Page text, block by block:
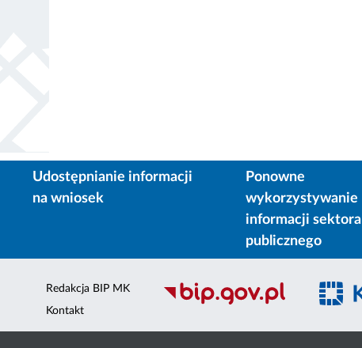
Udostępnianie informacji
na wniosek
Ponowne
wykorzystywanie
informacji sektora
publicznego
Redakcja BIP MK
Kontakt